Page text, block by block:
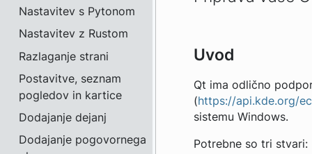
Nastavitev s Pytonom
Nastavitev z Rustom
Razlaganje strani
Postavitve, seznam
pogledov in kartice
Dodajanje dejanj
Dodajanje pogovornega
Uvod
Qt ima odlično
(https://api.kde.org/
sistemu Windows.
Potrebne so tri stvari: